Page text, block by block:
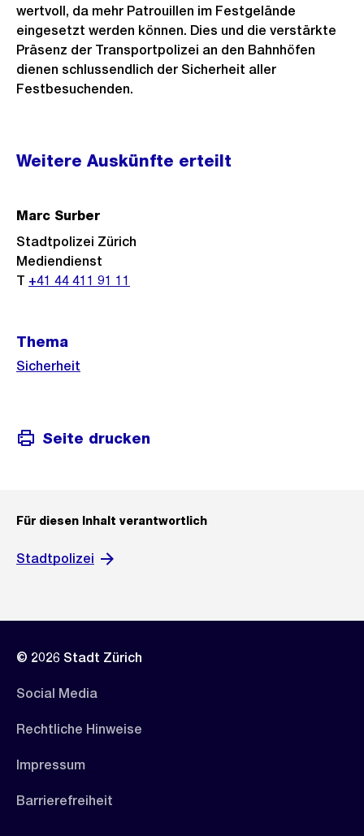
wertvoll, da mehr Patrouillen im Festgelände
eingesetzt werden können. Dies und die verstärkte
Präsenz der Transportpolizei an den Bahnhöfen
dienen schlussendlich der Sicherheit aller
Festbesuchenden.
Weitere
Informationen
Weitere Auskünfte erteilt
Marc Surber
Stadtpolizei Zürich
Mediendienst
T +41 44 411 91 11
Thema
Sicherheit
Seite drucken
Für diesen Inhalt verantwortlich
Stadtpolizei
© 2026 Stadt Zürich
Social Media
Rechtliche Hinweise
Impressum
Barrierefreiheit